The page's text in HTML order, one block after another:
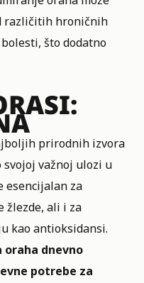
različitih hroničnih
što dodatno
prirodnih izvora
važnoj ulozi u
esencijalan za
žlezde, ali i za
kao antioksidansi.
oraha dnevno
potrebe za